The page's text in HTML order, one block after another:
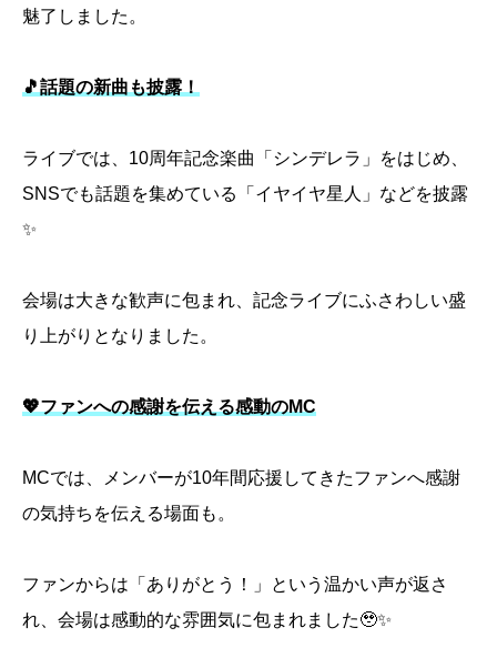
魅了しました。
🎵話題の新曲も披露！
ライブでは、10周年記念楽曲「シンデレラ」をはじめ、
SNSでも話題を集めている「イヤイヤ星人」などを披露
✨
会場は大きな歓声に包まれ、記念ライブにふさわしい盛
り上がりとなりました。
💖ファンへの感謝を伝える感動のMC
MCでは、メンバーが10年間応援してきたファンへ感謝
の気持ちを伝える場面も。
ファンからは「ありがとう！」という温かい声が返さ
れ、会場は感動的な雰囲気に包まれました🥹✨